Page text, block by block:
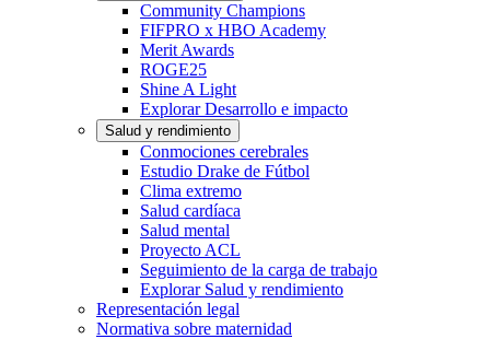
Community Champions
FIFPRO x HBO Academy
Merit Awards
ROGE25
Shine A Light
Explorar Desarrollo e impacto
Salud y rendimiento
Conmociones cerebrales
Estudio Drake de Fútbol
Clima extremo
Salud cardíaca
Salud mental
Proyecto ACL
Seguimiento de la carga de trabajo
Explorar Salud y rendimiento
Representación legal
Normativa sobre maternidad